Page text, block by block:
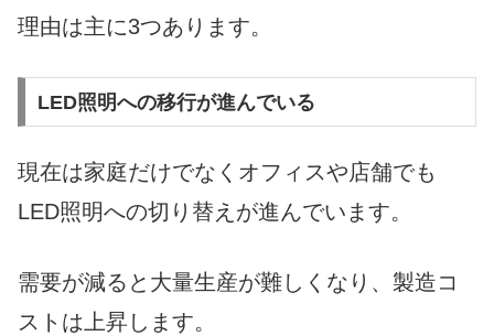
理由は主に3つあります。
LED照明への移行が進んでいる
現在は家庭だけでなくオフィスや店舗でも
LED照明への切り替えが進んでいます。
需要が減ると大量生産が難しくなり、製造コ
ストは上昇します。